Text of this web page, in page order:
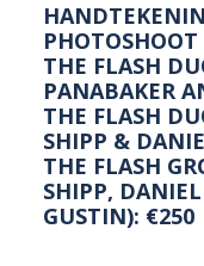
PHOTOSHOOT
THE FLASH
PANABAKER
THE FLASH
SHIPP &
THE FLASH
SHIPP,
GUSTIN): €250